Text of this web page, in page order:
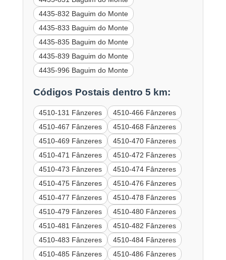
4435-832 Baguim do Monte
4435-833 Baguim do Monte
4435-835 Baguim do Monte
4435-839 Baguim do Monte
4435-996 Baguim do Monte
Códigos Postais dentro 5 km:
4510-131 Fânzeres
4510-466 Fânzeres
4510-467 Fânzeres
4510-468 Fânzeres
4510-469 Fânzeres
4510-470 Fânzeres
4510-471 Fânzeres
4510-472 Fânzeres
4510-473 Fânzeres
4510-474 Fânzeres
4510-475 Fânzeres
4510-476 Fânzeres
4510-477 Fânzeres
4510-478 Fânzeres
4510-479 Fânzeres
4510-480 Fânzeres
4510-481 Fânzeres
4510-482 Fânzeres
4510-483 Fânzeres
4510-484 Fânzeres
4510-485 Fânzeres
4510-486 Fânzeres